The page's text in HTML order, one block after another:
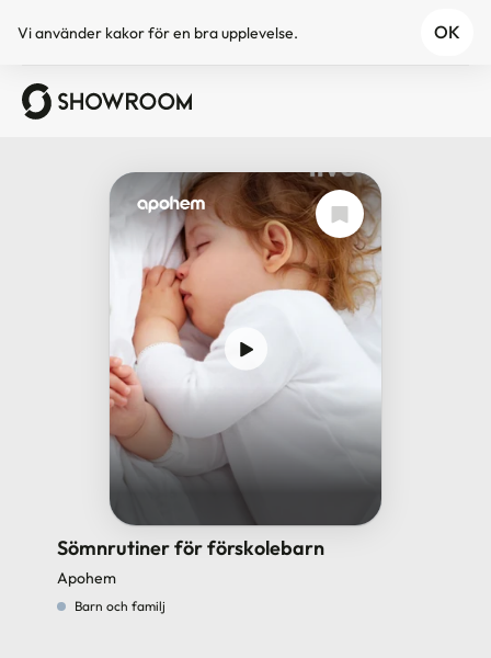
Sömnrutiner för förskolebarn
Apohem
Barn och familj
Vi använder kakorför en bra upplevelse. OK